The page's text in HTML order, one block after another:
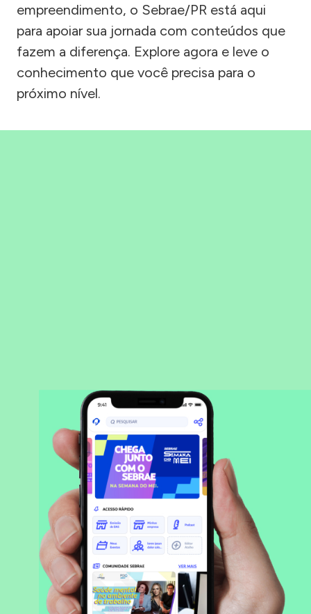
empreendimento, o Sebrae/PR está aqui
para apoiar sua jornada com conteúdos que
fazem a diferença. Explore agora e leve o
conhecimento que você precisa para o
próximo nível.